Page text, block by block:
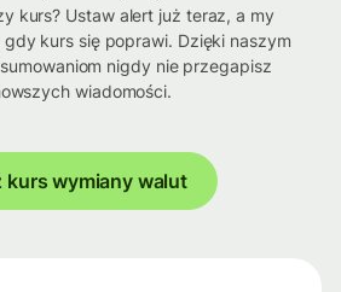
kurs? Ustaw alert już teraz, a my
kurs się poprawi. Dzięki naszym
nigdy nie przegapisz
wiadomości.
kurs wymiany walut